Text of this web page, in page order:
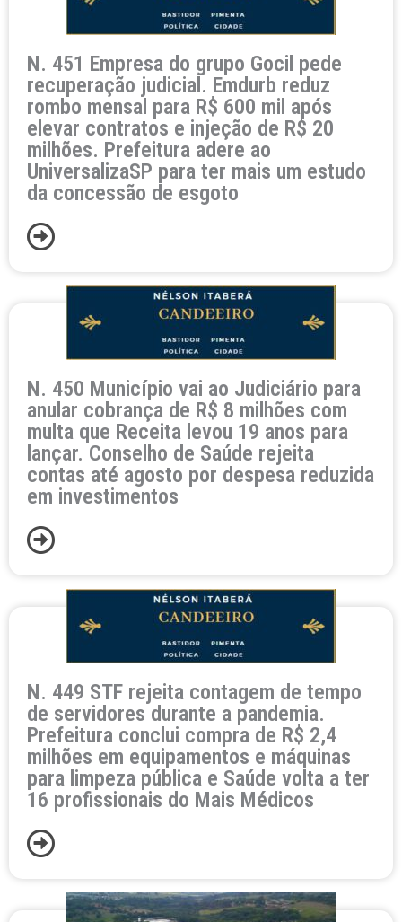
N. 451 Empresa do grupo Gocil pede
recuperação judicial. Emdurb reduz
rombo mensal para R$ 600 mil após
elevar contratos e injeção de R$ 20
milhões. Prefeitura adere ao
UniversalizaSP para ter mais um estudo
da concessão de esgoto
N. 450 Município vai ao Judiciário para
anular cobrança de R$ 8 milhões com
multa que Receita levou 19 anos para
lançar. Conselho de Saúde rejeita
contas até agosto por despesa reduzida
em investimentos
N. 449 STF rejeita contagem de tempo
de servidores durante a pandemia.
Prefeitura conclui compra de R$ 2,4
milhões em equipamentos e máquinas
para limpeza pública e Saúde volta a ter
16 profissionais do Mais Médicos